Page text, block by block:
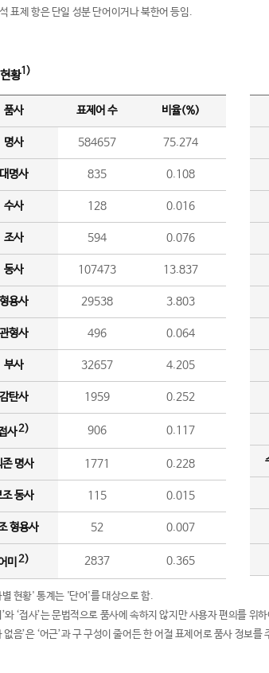
표제 항은 단일 성분 단어이거나 북한어 등임.
황1)
품사 표제어 수 비율(%)
명사 584657 75.274
명사 835 0.108
수사 128 0.016
조사 594 0.076
동사 107473 13.837
용사 29538 3.803
형사 496 0.064
부사 32657 4.205
탄사 1959 0.252
사2) 906 0.117
존 명사 1771 0.228
조 동사 115 0.015
형용사 52 0.007
미 2) 2837 0.365
현황' 통계는 '단어'를 대상으로 함.
와 ‘접사’는 문법적으로 품사에 속하지 않지만 사용자 편의를 위
없음’은 ‘어근’과 구 구성이 줄어든 한 어절 표제어로 품사 정보를